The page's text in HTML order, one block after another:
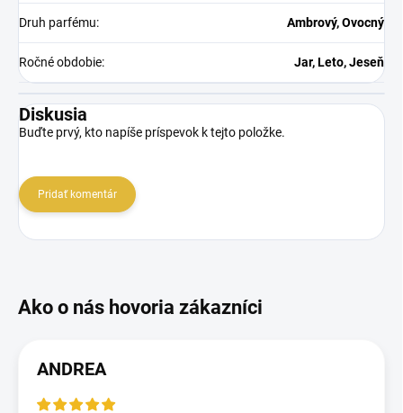
Druh parfému: Ambrový, Ovocný
Ročné obdobie: Jar, Leto, Jeseň
Diskusia
Buďte prvý, kto napíše príspevok k tejto položke.
Pridať komentár
ANDREA